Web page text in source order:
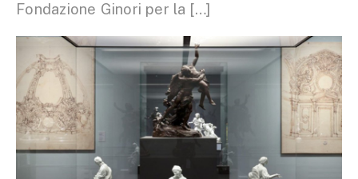
Fondazione Ginori per la […]